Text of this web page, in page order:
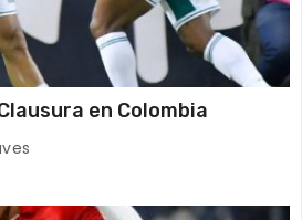
en Colombia